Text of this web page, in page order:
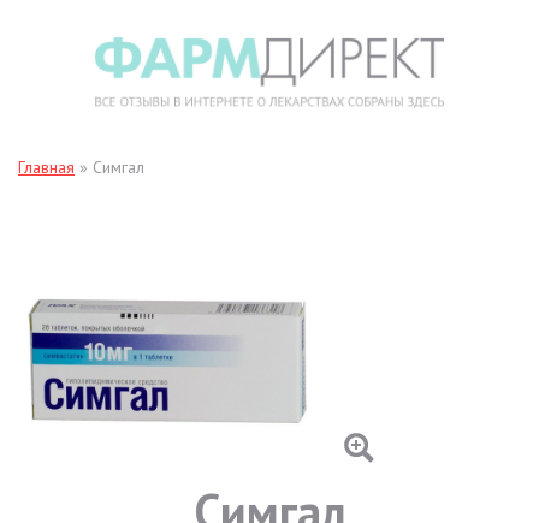
Главная » Симгал